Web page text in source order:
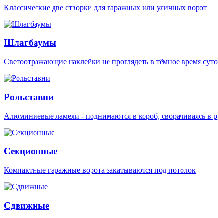
Классические две створки для гаражных или уличных ворот
Шлагбаумы
Светоотражающие наклейки не проглядеть в тёмное время
Рольставни
Алюминиевые ламели - поднимаются в короб, сворачиваясь в
Секционные
Компактные гаражные ворота закатываются под потолок
Сдвижные